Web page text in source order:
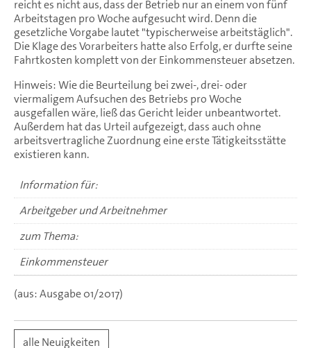
reicht es nicht aus, dass der Betrieb nur an einem von fünf
Arbeitstagen pro Woche aufgesucht wird. Denn die
gesetzliche Vorgabe lautet "typischerweise arbeitstäglich".
Die Klage des Vorarbeiters hatte also Erfolg, er durfte seine
Fahrtkosten komplett von der Einkommensteuer absetzen.
Hinweis: Wie die Beurteilung bei zwei-, drei- oder
viermaligem Aufsuchen des Betriebs pro Woche
ausgefallen wäre, ließ das Gericht leider unbeantwortet.
Außerdem hat das Urteil aufgezeigt, dass auch ohne
arbeitsvertragliche Zuordnung eine erste Tätigkeitsstätte
existieren kann.
Information für:
Arbeitgeber und Arbeitnehmer
zum Thema:
Einkommensteuer
(aus: Ausgabe 01/2017)
alle Neuigkeiten